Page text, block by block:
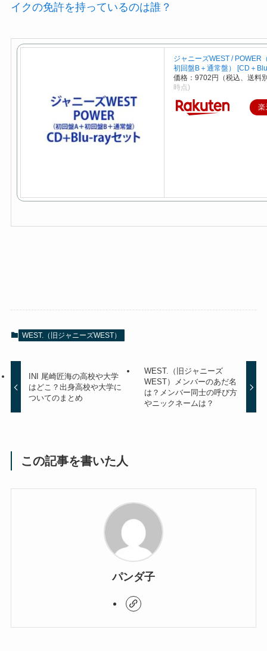
イクの免許を持っているのは誰？
ジャニーズWEST / POWER
初回盤B＋通常盤） [CD＋
価格：9702円（税込、送料
時点)
楽
WEST.（旧ジャニーズWEST）
INI 尾崎匠海の高校や大学
はどこ？出身高校や大学に
ついてのまとめ
WEST.（旧ジャニーズ
WEST）メンバーのあだ名
は？メンバー同士の呼び方
やニックネームは？
この記事を書いた人
パンダ子